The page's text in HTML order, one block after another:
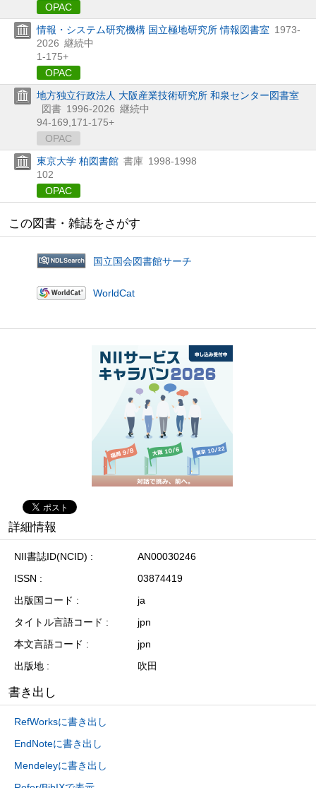
OPAC
情報・システム研究機構 国立極地研究所 情報図書室 1973-
2026 継続中
1-175+
OPAC
地方独立行政法人 大阪産業技術研究所 和泉センター図書室
図書 1996-2026 継続中
94-169, 171-175+
OPAC
東京大学 柏図書館 書庫 1998-1998
102
OPAC
この図書・雑誌をさがす
国立国会図書館サーチ
WorldCat
詳細情報
NII書誌ID(NCID)
AN00030246
ISSN
03874419
出版国コード
ja
タイトル言語コード
jpn
本文言語コード
jpn
出版地
吹田
書き出し
RefWorksに書き出し
EndNoteに書き出し
Mendeleyに書き出し